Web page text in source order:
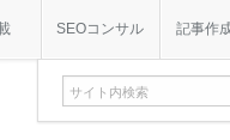
SEOコンサル 記事作